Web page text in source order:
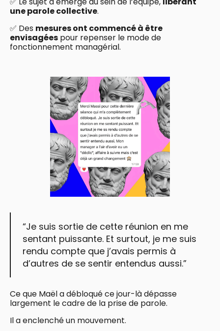
une parole collective.
✅ Des mesures ont commencé à être
envisagées pour repenser le mode de
fonctionnement managérial.
“Je suis sortie de cette réunion en me
sentant puissante. Et surtout, je me suis
rendu compte que j’avais permis à
d’autres de se sentir entendus aussi.”
Ce que Maël a débloqué ce jour-là dépasse
largement le cadre de la prise de parole.
Il a enclenché un mouvement.